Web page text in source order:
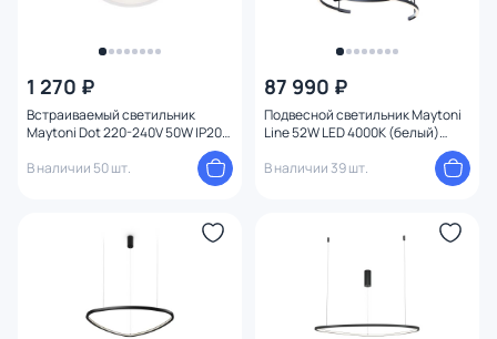
1 270 ₽
Встраиваемый светильник
Maytoni Dot 220-240V 50W IP20
В наличии 50 шт.
87 990 ₽
Подвесной светильник Maytoni
Line 52W LED 4000К (белый)
В наличии 39 шт.